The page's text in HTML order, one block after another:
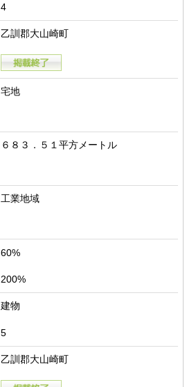
4
乙訓郡大山崎町
宅地
６８３．５１平方メートル
工業地域
60%
200%
建物
5
乙訓郡大山崎町